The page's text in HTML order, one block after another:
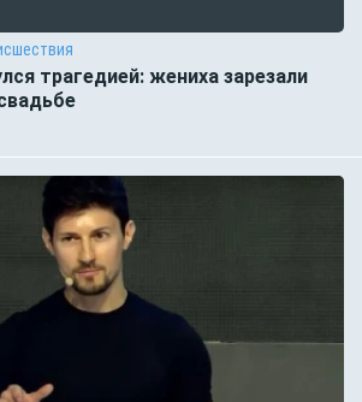
трагедией: жениха зарезали